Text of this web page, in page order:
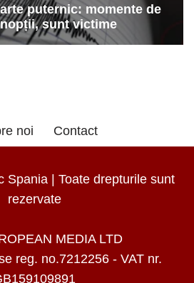
noi Contact
Spania | Toate drepturile sunt
rezervate
MEDIA LTD
reg. no.7212256 - VAT nr.